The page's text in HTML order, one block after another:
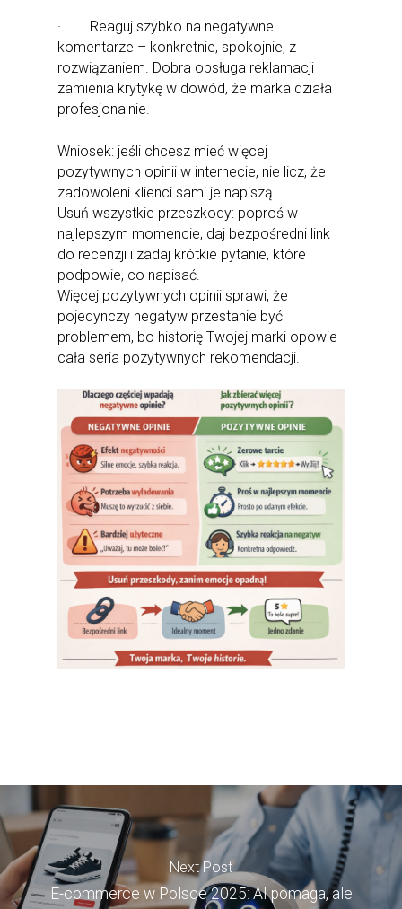
· Reaguj szybko na negatywne
komentarze – konkretnie, spokojnie, z
rozwiązaniem. Dobra obsługa reklamacji
zamienia krytykę w dowód, że marka działa
profesjonalnie.
Wniosek: jeśli chcesz mieć więcej
pozytywnych opinii w internecie, nie licz, że
zadowoleni klienci sami je napiszą.
Usuń wszystkie przeszkody: poproś w
najlepszym momencie, daj bezpośredni link
do recenzji i zadaj krótkie pytanie, które
podpowie, co napisać.
Więcej pozytywnych opinii sprawi, że
pojedynczy negatyw przestanie być
problemem, bo historię Twojej marki opowie
cała seria pozytywnych rekomendacji.
Next Post
E-commerce w Polsce 2025: AI pomaga, ale